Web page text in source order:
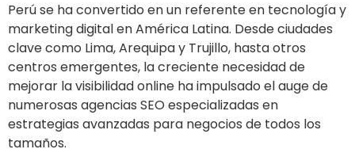
Perú se ha convertido en un referente en tecnología y
marketing digital en América Latina. Desde ciudades
clave como Lima, Arequipa y Trujillo, hasta otros
centros emergentes, la creciente necesidad de
mejorar la visibilidad online ha impulsado el auge de
numerosas agencias SEO especializadas en
estrategias avanzadas para negocios de todos los
tamaños.